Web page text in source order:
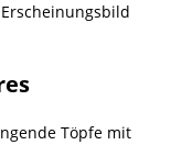
Töpfe mit